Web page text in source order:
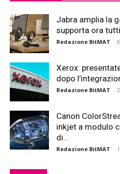
Jabra amplia la
supporta ora
Redazione BitMAT -
Xerox:
dopo
Redazione BitMAT -
Canon
inkjet a modulo
di...
Redazione BitMAT -